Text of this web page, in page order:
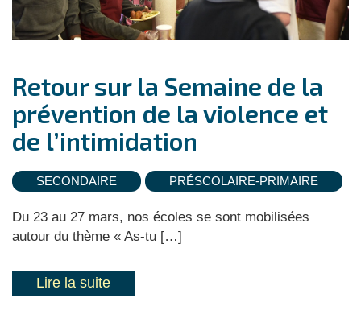
Retour sur la Semaine de la
prévention de la violence et
de l’intimidation
SECONDAIRE PRÉSCOLAIRE-PRIMAIRE
Du 23 au 27 mars, nos écoles se sont mobilisées
autour du thème « As-tu […]
Lire la suite